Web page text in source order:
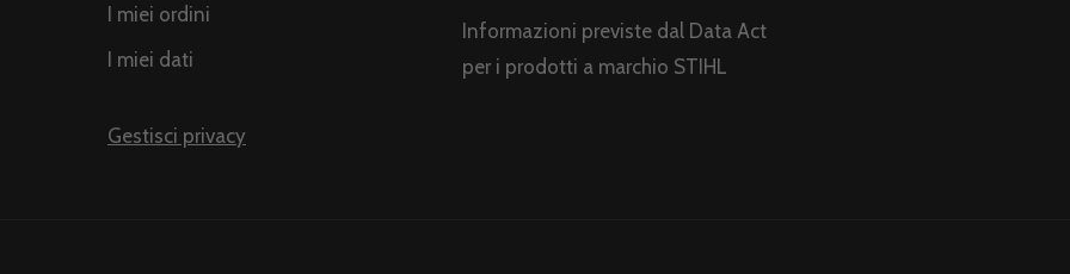
I miei ordini
I miei dati
Gestisci privacy
Informazioni previste dal Data Act
per i prodotti a marchio STIHL